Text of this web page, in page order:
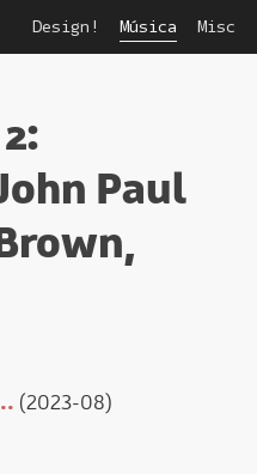
Design! Música Misc
Paul
(2023-08)